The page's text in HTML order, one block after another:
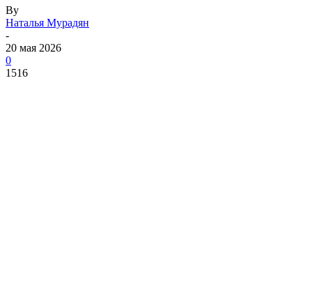
By
Наталья Мурадян
-
20 мая 2026
0
1516